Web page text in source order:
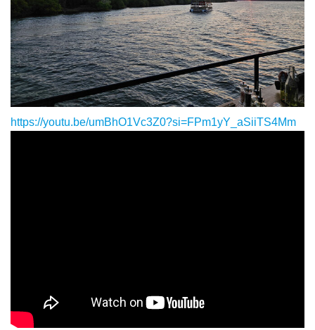
https://youtu.be/umBhO1Vc3Z0?si=FPm1yY_aSiiTS4Mm